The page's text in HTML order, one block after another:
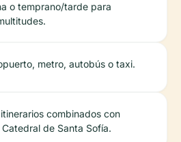
o temprano/tarde para
metro, autobús o taxi.
combinados con
de Santa Sofía.